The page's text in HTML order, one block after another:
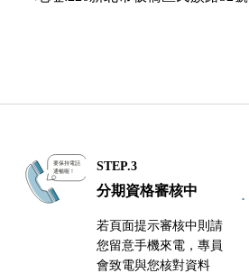
STEP.3
分期資格審核中
若頁面提示審核中則請
您留意手機來電，專員
會致電與您核對資料